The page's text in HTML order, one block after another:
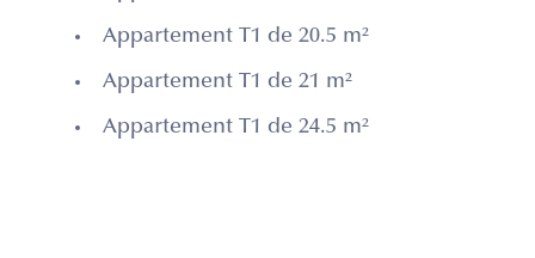
Appartement T1 de 20.5 m²
Appartement T1 de 21 m²
Appartement T1 de 24.5 m²